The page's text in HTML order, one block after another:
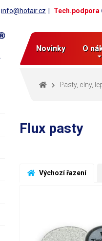
info@hotair.cz Tech.podpora
Novinky O
Pasty, cíny,
Flux pasty
Výchozí řazení